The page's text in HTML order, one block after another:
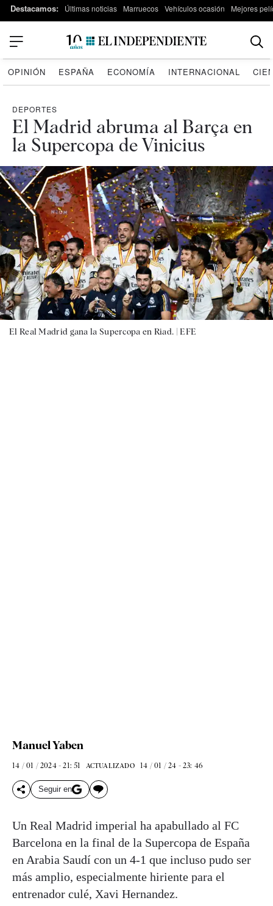
Destacamos: Últimas noticias Marruecos Vehículos ocasión Mejores
OPINIÓN ESPAÑA ECONOMÍA INTERNACIONAL
DEPORTES
El Madrid abruma al Barça en
la Supercopa de Vinicius
El Real Madrid gana la Supercopa en Riad. |EFE
Manuel Yaben
14 / 01 / 2024 - 21: 51 ACTUALIZADO 14 / 01 / 24 - 23: 46
Seguir en
Un Real Madrid imperial ha apabullado al FC
Barcelona en la final de la Supercopa de España
en Arabia Saudí con un 4-1 que incluso pudo ser
más amplio, especialmente hiriente para el
entrenador culé, Xavi Hernandez.